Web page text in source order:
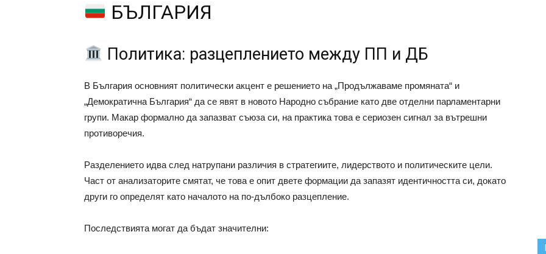
БЪЛГАРИЯ
Политика: разцеплението между ПП и ДБ
В България основният политически акцент е решението на „Продължаваме промяната“ и
„Демократична България“ да се явят в новото Народно събрание като две отделни парламентарни
групи. Макар формално да запазват съюза си, на практика това е сериозен сигнал за вътрешни
противоречия.
Разделението идва след натрупани различия в стратегиите, лидерството и политическите цели.
Част от анализаторите смятат, че това е опит двете формации да запазят идентичността си, докато
други го определят като началото на по-дълбоко разцепление.
Последствията могат да бъдат значителни: